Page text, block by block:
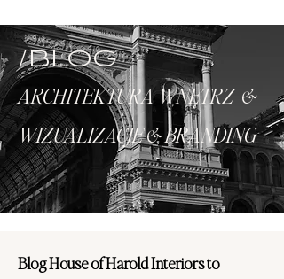
/BLOG
ARCHITEKTURA WNĘTRZ &
WIZUALIZACJE & BRANDING
Blog House of Harold Interiors to